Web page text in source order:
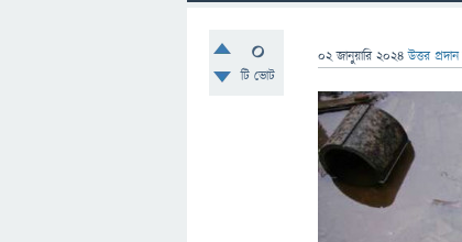
0
টি ভোট
02 জানুয়ারি 2024 উত্তর প্রদান